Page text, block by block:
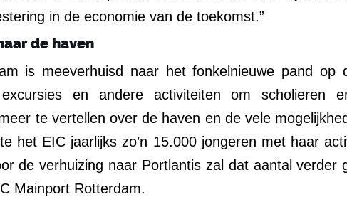
in de economie van de toekomst.”
de haven
is meeverhuisd naar het fonkelnieuwe pand op
en andere activiteiten om scholieren
te vertellen over de haven en de vele
het EIC jaarlijks zo’n 15.000 jongeren met haar
de verhuizing naar Portlantis zal dat aantal verder
Mainport Rotterdam.